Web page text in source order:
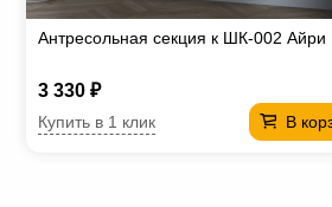
Антресольная секция к ШК-002 Айри
3 330 ₽
В
Купить в 1 клик